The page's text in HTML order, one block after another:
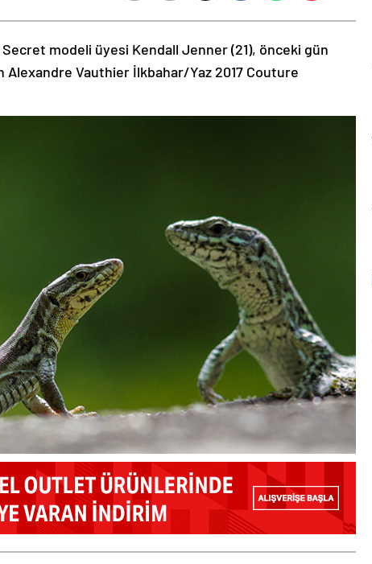
modeli üyesi Kendall Jenner (21), önceki gün
Alexandre Vauthier İlkbahar/Yaz 2017 Couture